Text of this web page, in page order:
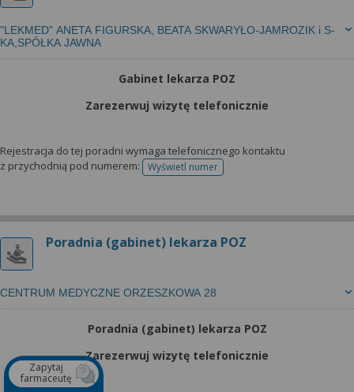
"LEKMED" ANETA FIGURSKA, BEATA SKWARYŁO-JAMROZIK i S-
KA,SPÓŁKA JAWNA
Gabinet lekarza POZ
Zarezerwuj wizytę telefonicznie
Rejestracja do tej poradni wymaga telefonicznego kontaktu
z przychodnią pod numerem:
Wyświetl numertelefonu do rejestracji
Poradnia (gabinet) lekarza POZ
CENTRUM MEDYCZNE ORZESZKOWA 28
Poradnia (gabinet) lekarza POZ
Zarezerwuj wizytę telefonicznie
Zapytaj
farmaceutę